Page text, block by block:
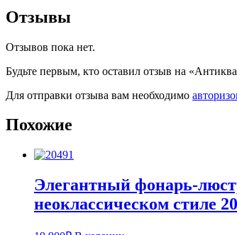
Отзывы
Отзывов пока нет.
Будьте первым, кто оставил отзыв на
Для отправки отзыва вам необходимо
Похожие
Элегантный фонарь-
неоклассическом стиле